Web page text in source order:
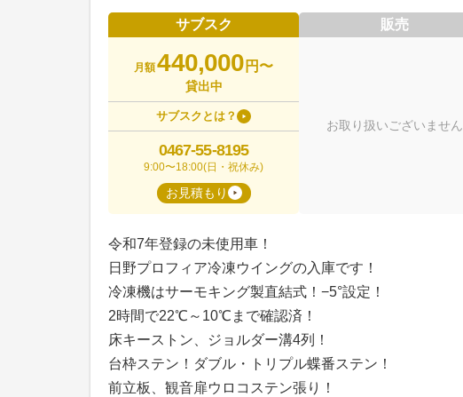
サブスク
月額440,000 円〜
貸出中
サブスクとは？
0467-55-8195
9:00〜18:00(日・祝休み)
お見積もり
販売
お取り扱いございません
令和7年登録の未使用車！
日野プロフィア冷凍ウイングの入庫です！
冷凍機はサーモキング製直結式！−5°設定！
2時間で22℃～10℃まで確認済！
床キーストン、ジョルダー溝4列！
台枠ステン！ダブル・トリプル蝶番ステン！
前立板、観音扉ウロコステン張り！